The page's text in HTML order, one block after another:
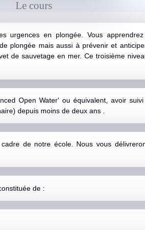
Le cours
urgences en plongée. Vous
plongée mais aussi à prévenir et
de sauvetage en mer. Ce troisième
Open Water' ou équivalent, avoir
depuis moins de deux ans .
de notre école. Nous vous
de :